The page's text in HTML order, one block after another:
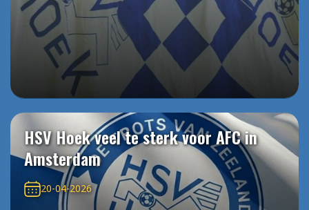
HSV Hoek veel te sterk voor AFC in
Amsterdam
20-04-2026